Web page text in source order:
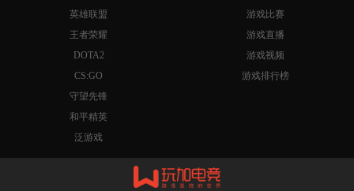
英雄联盟
王者荣耀
DOTA2
CS:GO
守望先锋
和平精英
泛游戏
游戏比赛
游戏直播
游戏视频
游戏排行榜